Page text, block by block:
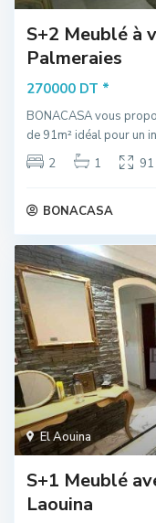
S+2 Meublé à
Palmeraies
270000 DT *
BONACASA vous
de 91m² idéal pour un
2
1 91
BONACASA
El Aouina
S+1 Meublé
Laouina